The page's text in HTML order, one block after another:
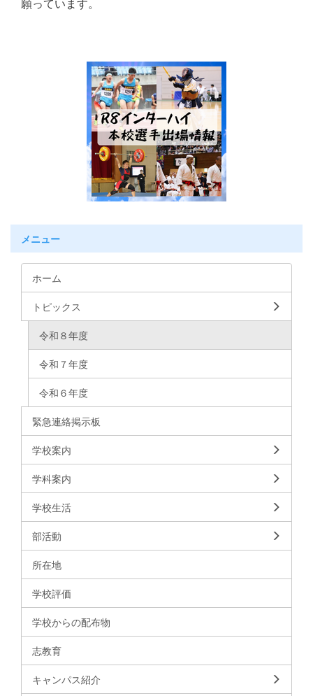
願っています。
メニュー
ホーム
トピックス
令和８年度
令和７年度
令和６年度
緊急連絡掲示板
学校案内
学科案内
学校生活
部活動
所在地
学校評価
学校からの配布物
志教育
キャンパス紹介